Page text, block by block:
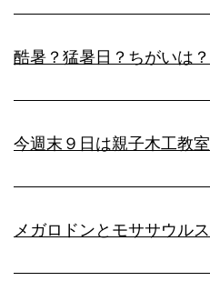
酷暑？猛暑日？ちがいは？
今週末９日は親子木工教室
メガロドンとモササウルス